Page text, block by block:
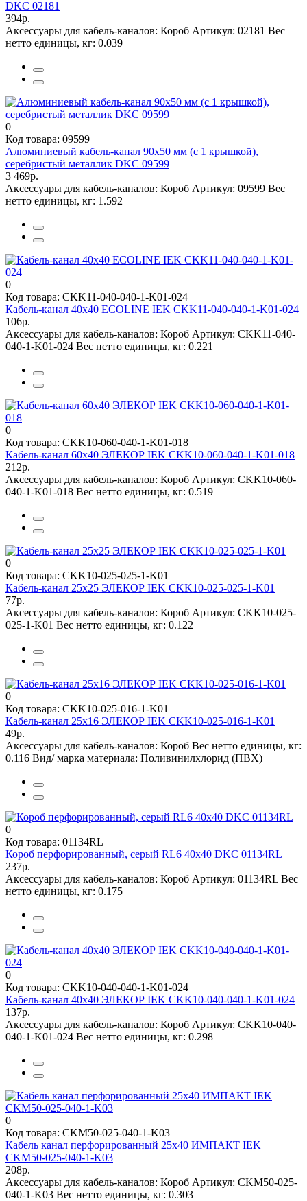
DKC 02181
394р.
Аксессуары для кабель-каналов: Короб Артикул: 02181 Вес
нетто единицы, кг: 0.039
0
Код товара: 09599
Алюминиевый кабель-канал 90х50 мм (с 1 крышкой),
серебристый металлик DKC 09599
3 469р.
Аксессуары для кабель-каналов: Короб Артикул: 09599 Вес
нетто единицы, кг: 1.592
0
Код товара: CKK11-040-040-1-K01-024
Кабель-канал 40х40 ECOLINE IEK CKK11-040-040-1-K01-024
106р.
Аксессуары для кабель-каналов: Короб Артикул: CKK11-040-
040-1-K01-024 Вес нетто единицы, кг: 0.221
0
Код товара: CKK10-060-040-1-K01-018
Кабель-канал 60х40 ЭЛЕКОР IEK CKK10-060-040-1-K01-018
212р.
Аксессуары для кабель-каналов: Короб Артикул: CKK10-060-
040-1-K01-018 Вес нетто единицы, кг: 0.519
0
Код товара: CKK10-025-025-1-K01
Кабель-канал 25х25 ЭЛЕКОР IEK CKK10-025-025-1-K01
77р.
Аксессуары для кабель-каналов: Короб Артикул: CKK10-025-
025-1-K01 Вес нетто единицы, кг: 0.122
0
Код товара: CKK10-025-016-1-K01
Кабель-канал 25х16 ЭЛЕКОР IEK CKK10-025-016-1-K01
49р.
Аксессуары для кабель-каналов: Короб Вес нетто единицы, кг:
0.116 Вид/ марка материала: Поливинилхлорид (ПВХ)
0
Код товара: 01134RL
Короб перфорированный, серый RL6 40х40 DKC 01134RL
237р.
Аксессуары для кабель-каналов: Короб Артикул: 01134RL Вес
нетто единицы, кг: 0.175
0
Код товара: CKK10-040-040-1-K01-024
Кабель-канал 40х40 ЭЛЕКОР IEK CKK10-040-040-1-K01-024
137р.
Аксессуары для кабель-каналов: Короб Артикул: CKK10-040-
040-1-K01-024 Вес нетто единицы, кг: 0.298
0
Код товара: CKM50-025-040-1-K03
Кабель канал перфорированный 25х40 ИМПАКТ IEK
CKM50-025-040-1-K03
208р.
Аксессуары для кабель-каналов: Короб Артикул: CKM50-025-
040-1-K03 Вес нетто единицы, кг: 0.303